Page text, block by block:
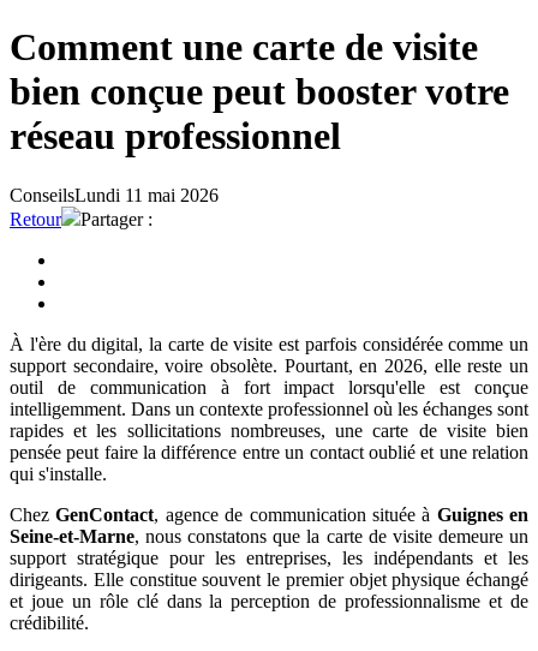
Comment une carte de visite
bien conçue peut booster votre
réseau professionnel
ConseilsLundi 11 mai 2026
Retour
Partager :
À l'ère du digital, la carte de visite est parfois considérée comme un
support secondaire, voire obsolète. Pourtant, en 2026, elle reste un
outil de communication à fort impact lorsqu'elle est conçue
intelligemment. Dans un contexte professionnel où les échanges sont
rapides et les sollicitations nombreuses, une carte de visite bien
pensée peut faire la différence entre un contact oublié et une relation
qui s'installe.
ChezGenContact, agence de communication située à Guignes en
Seine-et-Marne, nous constatons que la carte de visite demeure un
support stratégique pour les entreprises, les indépendants et les
dirigeants. Elle constitue souvent le premier objet physique échangé
et joue un rôle clé dans la perception de professionnalisme et de
crédibilité.